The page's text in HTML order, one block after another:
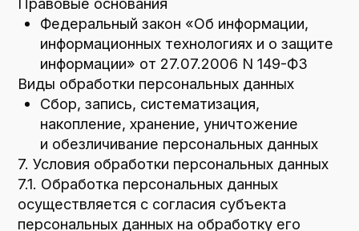
данных обеспечивает конфиденциальность
персональных данных.
8.8. Оператор осуществляет хранение
персональных данных в форме,
позволяющей определить субъекта
персональных данных, не дольше, чем этого
требуют цели обработки персональных
данных, если срок хранения персональных
данных не установлен федеральным
законом, договором, стороной которого,
выгодоприобретателем или поручителем
по которому является субъект
персональных данных.
8.9. Условием прекращения обработки
персональных данных может являться
достижение целей обработки персональных